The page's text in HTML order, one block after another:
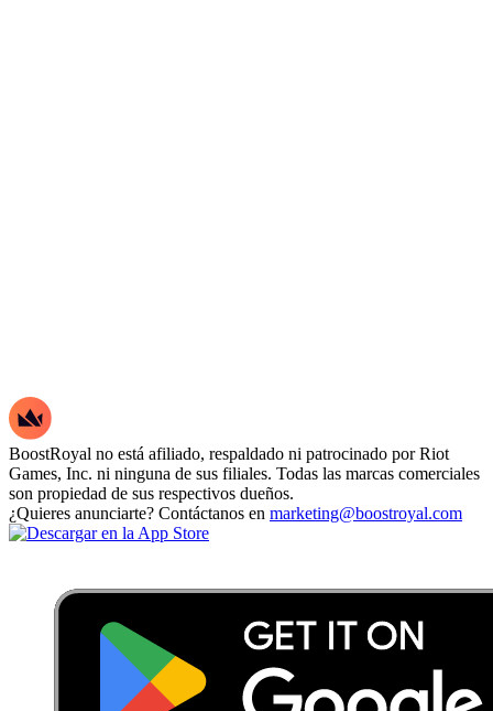
BoostRoyal no está afiliado, respaldado ni patrocinado por Riot
Games, Inc. ni ninguna de sus filiales. Todas las marcas comerciales
son propiedad de sus respectivos dueños.
¿Quieres anunciarte? Contáctanos en marketing@boostroyal.com